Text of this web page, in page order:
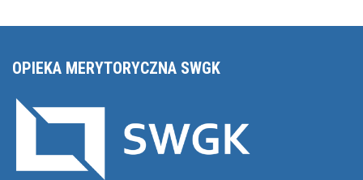
OPIEKA MERYTORYCZNA SWGK